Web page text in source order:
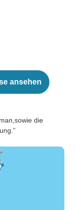
ansehen
die